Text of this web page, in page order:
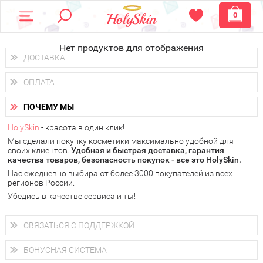
0
Нет продуктов для отображения
ДОСТАВКА
Доставка осуществляетсяпо всем городам России.
Вы можете выбрать доставку курьером, Почтой России или
получить заказ в пунктах выдачи PickPoint или пункте
самовывоза.
В 20 городах России доставка осуществляется ужена
следующий день.
у Вас всегда есть возможность получитьбесплатную
доставку от HolySkin.
подробнее об условиях доставки и оплаты в Вашем городе
ОПЛАТА
Вы можете оплатить свой заказ любым удобным способом:
наличными деньгами (
через интернет-банк (Альфа-банк, Сбербанк) и другими
электронными способами.
ПОЧЕМУ МЫ
HolySkin - красота в один клик!
Мы сделали покупку косметики максимально удобной для
своих клиентов. Удобная и быстрая доставка, гарантия
качества товаров, безопасность покупок - все это HolySkin.
Нас ежедневно выбирают более 3000 покупателей из всех
регионов России.
Убедись в качестве сервиса и ты!
СВЯЗАТЬСЯ С ПОДДЕРЖКОЙ
+7 (800) 707-24-55
Мы будем рады ответить на все Ваши вопросы по работе
магазина, проконсультировать по товарам, рассказать о
БОНУСНАЯ СИСТЕМА